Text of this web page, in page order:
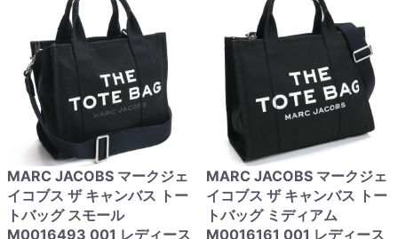
MARC JACOBS マークジェ
イコブス ザ キャンバス トー
トバッグ スモール
M0016493 001 レディース
MARC JACOBS マークジェ
イコブス ザ キャンバス トー
トバッグ ミディアム
M0016161 001 レディース